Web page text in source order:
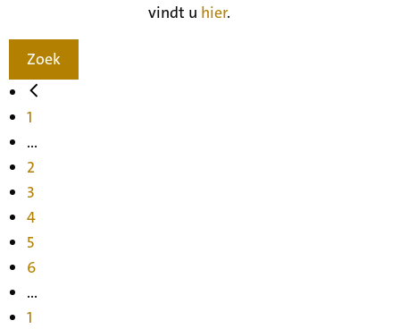
vindt u hier.
Zoek
1
...
2
3
4
5
6
...
1